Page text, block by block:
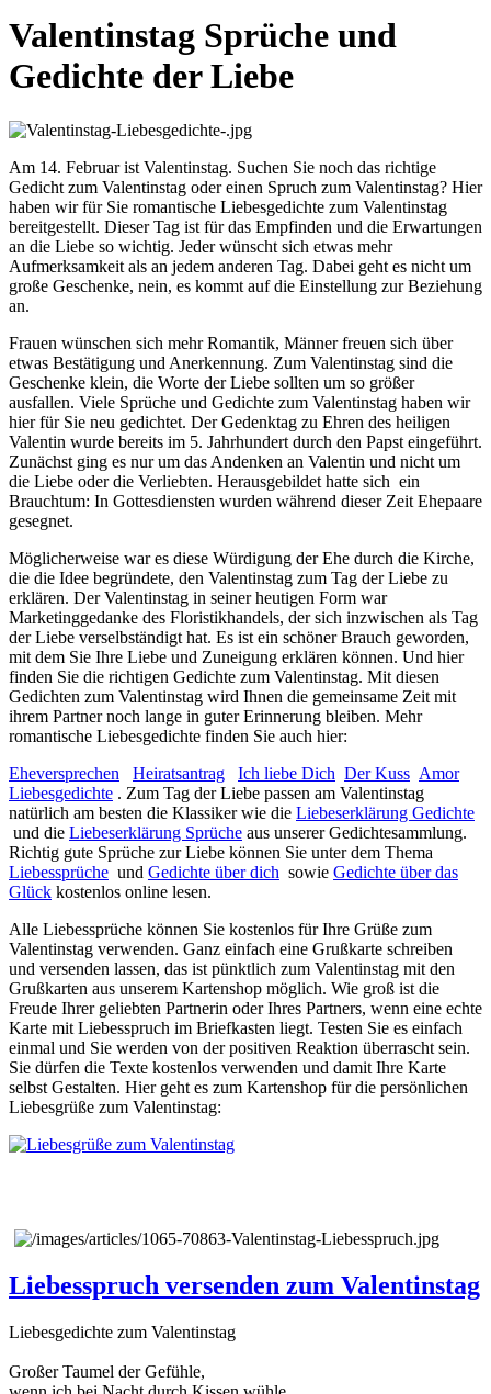
Valentinstag Sprüche und
Gedichte der Liebe
Am 14. Februar ist Valentinstag. Suchen Sie noch das richtige
Gedicht zum Valentinstag oder einen Spruch zum Valentinstag? Hier
haben wir für Sie romantische Liebesgedichte zum Valentinstag
bereitgestellt. Dieser Tag ist für das Empfinden und die Erwartungen
an die Liebe so wichtig. Jeder wünscht sich etwas mehr
Aufmerksamkeit als an jedem anderen Tag. Dabei geht es nicht um
große Geschenke, nein, es kommt auf die Einstellung zur Beziehung
an.
Frauen wünschen sich mehr Romantik, Männer freuen sich über
etwas Bestätigung und Anerkennung. Zum Valentinstag sind die
Geschenke klein, die Worte der Liebe sollten um so größer
ausfallen. Viele Sprüche und Gedichte zum Valentinstag haben wir
hier für Sie neu gedichtet. Der Gedenktag zu Ehren des heiligen
Valentin wurde bereits im 5. Jahrhundert durch den Papst eingeführt.
Zunächst ging es nur um das Andenken an Valentin und nicht um
die Liebe oder die Verliebten. Herausgebildet hatte sich ein
Brauchtum: In Gottesdiensten wurden während dieser Zeit Ehepaare
gesegnet.
Möglicherweise war es diese Würdigung der Ehe durch die Kirche,
die die Idee begründete, den Valentinstag zum Tag der Liebe zu
erklären. Der Valentinstag in seiner heutigen Form war
Marketinggedanke des Floristikhandels, der sich inzwischen als Tag
der Liebe verselbständigt hat. Es ist ein schöner Brauch geworden,
mit dem Sie Ihre Liebe und Zuneigung erklären können. Und hier
finden Sie die richtigen Gedichte zum Valentinstag. Mit diesen
Gedichten zum Valentinstag wird Ihnen die gemeinsame Zeit mit
ihrem Partner noch lange in guter Erinnerung bleiben. Mehr
romantische Liebesgedichte finden Sie auch hier:
Eheversprechen
Heiratsantrag Ich liebe Dich Der Kuss Amor
Liebesgedichte . Zum Tag der Liebe passen am Valentinstag
natürlich am besten die Klassiker wie die Liebeserklärung Gedichte
und die Liebeserklärung Sprüche aus unserer Gedichtesammlung.
Richtig gute Sprüche zur Liebe können Sie unter dem Thema
Liebessprüche und Gedichte über dich sowie Gedichte über das
Glück kostenlos online lesen.
Alle Liebessprüche können Sie kostenlos für Ihre Grüße zum
Valentinstag verwenden. Ganz einfach eine Grußkarte schreiben
und versenden lassen, das ist pünktlich zum Valentinstag mit den
Grußkarten aus unserem Kartenshop möglich. Wie groß ist die
Freude Ihrer geliebten Partnerin oder Ihres Partners, wenn eine echte
Karte mit Liebesspruch im Briefkasten liegt. Testen Sie es einfach
einmal und Sie werden von der positiven Reaktion überrascht sein.
Sie dürfen die Texte kostenlos verwenden und damit Ihre Karte
selbst Gestalten. Hier geht es zum Kartenshop für die persönlichen
Liebesgrüße zum Valentinstag:
Liebesspruch versenden zum Valentinstag
Liebesgedichte zum Valentinstag
Großer Taumel der Gefühle,